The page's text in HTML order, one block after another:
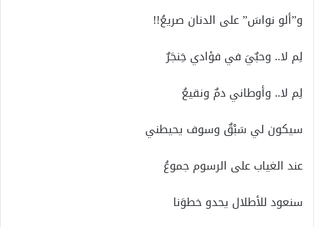
و”ألو نواسَ” على الدنان صريعُ!!
لِم لا.. وحبٌيَ في فؤادي خِنجَرٌ
لِم لا.. وأوطاني دمٌ ونقيعُ
سيكون لي سَبْقٌ وسوف يحيطني
عند الغياب على الرسوم جموعُ
سنعود للأطلال يحدو خطوَنا